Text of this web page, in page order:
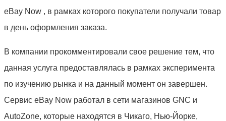
еВay Now , в рамках которого покупатели получали товар
в день оформления заказа.
В компании прокомментировали свое решение тем, что
данная услуга предоставлялась в рамках эксперимента
по изучению рынка и на данный момент он завершен.
Сервис еВay Now работал в сети магазинов GNC и
AutoZone, которые находятся в Чикаго, Нью-Йорке,